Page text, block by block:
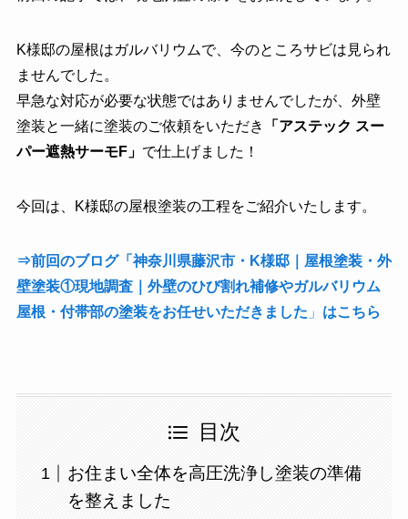
K様邸の屋根はガルバリウムで、今のところサビは見られ
ませんでした。
早急な対応が必要な状態ではありませんでしたが、外壁
塗装と一緒に塗装のご依頼をいただき
「アステック スー
パー遮熱サーモF」 で仕上げました！
今回は、K様邸の屋根塗装の工程をご紹介いたします。
⇒前回のブログ「神奈川県藤沢市・K様邸｜屋根塗装・外
壁塗装①現地調査｜外壁のひび割れ補修やガルバリウム
屋根・付帯部の塗装をお任せいただきました 」 はこちら
目次
お住まい全体を高圧洗浄し塗装の準備
を整えました